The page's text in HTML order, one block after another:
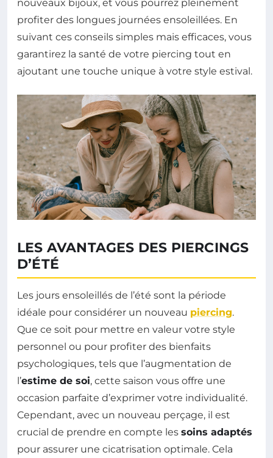
nouveaux bijoux, et vous pourrez pleinement
profiter des longues journées ensoleillées. En
suivant ces conseils simples mais efficaces, vous
garantirez la santé de votre piercing tout en
ajoutant une touche unique à votre style estival.
LES AVANTAGES DES PIERCINGS
D’ÉTÉ
Les jours ensoleillés de l’été sont la période
idéale pour considérer un nouveau piercing.
Que ce soit pour mettre en valeur votre style
personnel ou pour profiter des bienfaits
psychologiques, tels que l’augmentation de
l’estime de soi, cette saison vous offre une
occasion parfaite d’exprimer votre individualité.
Cependant, avec un nouveau perçage, il est
crucial de prendre en compte les soins adaptés
pour assurer une cicatrisation optimale. Cela